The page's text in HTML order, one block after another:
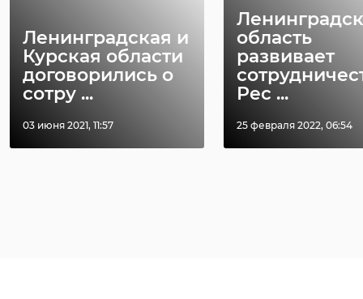
Ленинградская и
Курская области
договорились о
сотру ...
03 июня 2021, 11:57
область
развивает
Рес ...
25 февраля 2022, 06:54